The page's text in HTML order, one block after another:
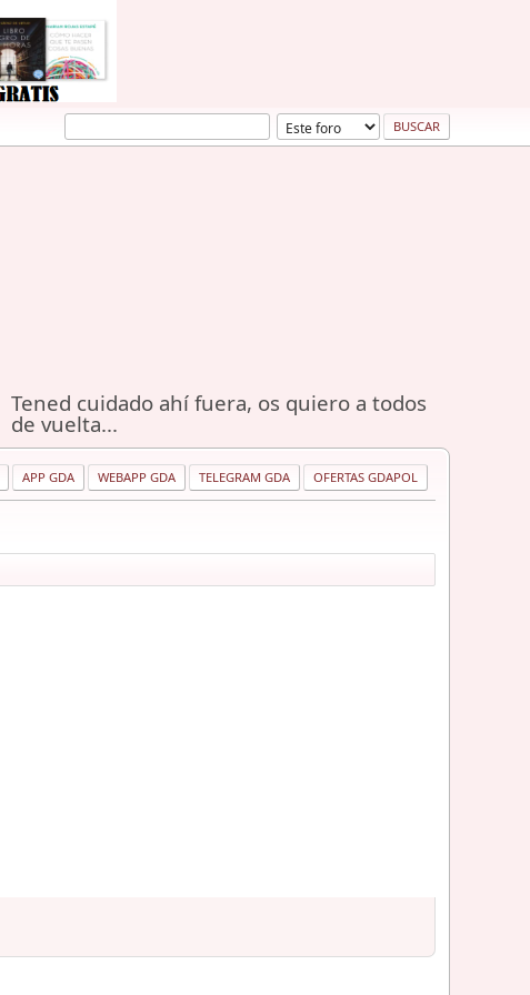
Tened cuidado ahí fuera, os quiero a todos
de vuelta...
APP GDA WEBAPP GDA TELEGRAM GDA OFERTAS GDAPOL